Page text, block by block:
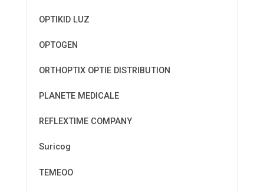
OPTIKID LUZ
OPTOGEN
ORTHOPTIX OPTIE DISTRIBUTION
PLANETE MEDICALE
REFLEXTIME COMPANY
Suricog
TEMEOO